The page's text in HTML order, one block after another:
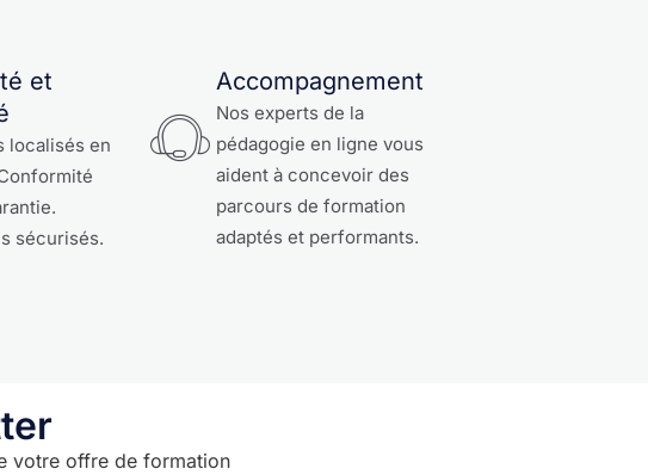
et
localisés en
sécurisés.
Accompagnement
Nos experts de la
pédagogie en ligne vous
aident à concevoir des
parcours de formation
adaptés et performants.
votre offre de formation